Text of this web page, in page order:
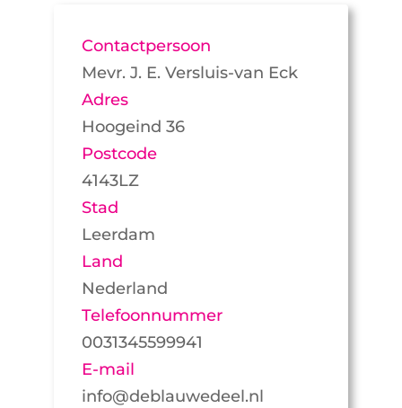
Contactpersoon
Mevr. J. E. Versluis-van Eck
Adres
Hoogeind 36
Postcode
4143LZ
Stad
Leerdam
Land
Nederland
Telefoonnummer
0031345599941
E-mail
info@deblauwedeel.nl